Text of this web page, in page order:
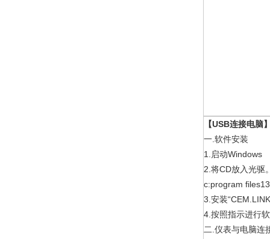
【USB连接电脑
一 .软件安装
1. 启动Windows
2.将CD放入光驱
c:program
3.安装
4.按照指示进行
二 .仪表与电脑连